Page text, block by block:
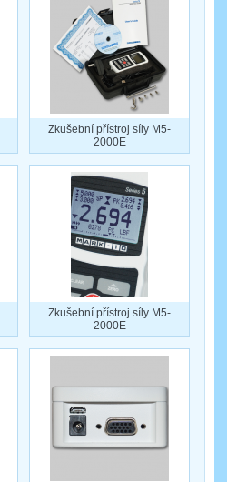
Zkušební přístroj síly M5-
2000E
Zkušební přístroj síly M5-
2000E